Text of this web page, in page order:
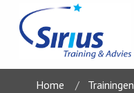
Home Trainingen